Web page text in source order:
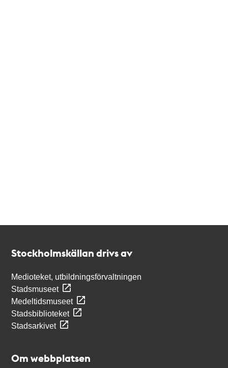
Stockholmskällan drivs av
Medioteket, utbildningsförvaltningen
Stadsmuseet
Medeltidsmuseet
Stadsbiblioteket
Stadsarkivet
Om webbplatsen